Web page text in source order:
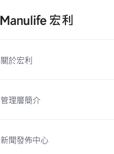
關於宏利
管理層簡介
新聞發佈中心